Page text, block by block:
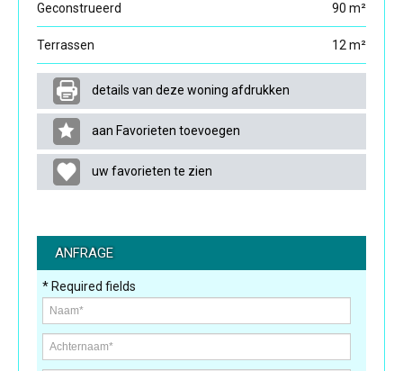
Geconstrueerd 90 m²
Terrassen 12 m²
details van deze woning afdrukken
aan Favorieten toevoegen
uw favorieten te zien
ANFRAGE
* Required fields